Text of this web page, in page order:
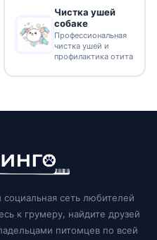
Чистка ушей
собаке
Профессиональная
чистка ушей и
профилактика отита
социальная сеть любителей
к грумеру, найдите друзей
питомцев по всей